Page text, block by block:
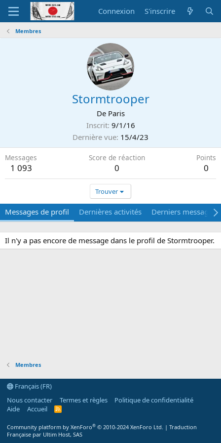
Connexion S'inscrire
Membres
Stormtrooper
De Paris
Inscrit 9/1/16
Dernière vue 15/4/23
Messages
1 093
Score de réaction
0
Points
0
Trouver
Messages de profil Dernières activités Derniers messages
Il n'y a pas encore de message dans le profil de Stormtrooper.
Membres
Français (FR)
Nous contacter
Termes et règles
Politique de confidentialité
Aide
Accueil
R
Community platform by XenForo® © 2010-2024 XenForo Ltd. | Traduction
Française par Ultim Host, SAS